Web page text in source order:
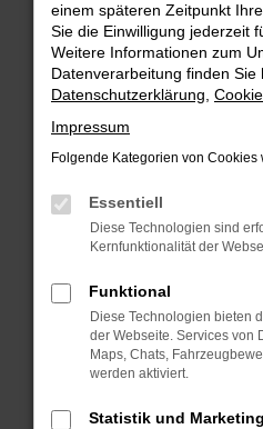
FEHLER:
Beim Laden ist ein Fehler
Hier sind ein paar Tipps,
Überprüfe deine
Internetverbindung.
Laden andere
Prüfe deine
Manche
können das Laden
anderen Browser
einem späteren Zeitpunkt
Sie die Einwilligung jederzeit
Weitere Informationen zum
Datenverarbeitung finden Sie
Datenschutzerklärung
Impressum
Folgende Kategorien von
Essentiell
Diese Technologien sind
Kernfunktionalität der
Funktional
Diese Technologien bieten
der Webseite. Services von
Maps, Chats,
werden aktiviert.
Statistik und Marketing